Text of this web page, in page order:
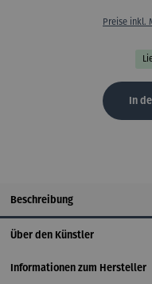
Preise inkl.
In
Beschreibung
Über den Künstler
Informationen zum Hersteller